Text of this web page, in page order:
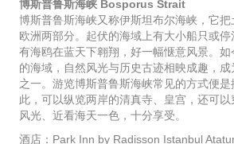
博斯普鲁斯海峡 Bosporus Strait
博斯普鲁斯海峡又称伊斯坦布尔海峡，它
欧洲两部分。起伏的海域上有大小船只或
有海鸥在蓝天下翱翔，好一幅惬意风景。
的海域，自然风光与历史古迹相映成趣，
之一。游览博斯普鲁斯海峡常见的方式便
此，可以纵览两岸的清真寺、皇宫，还可
风光、近看海天一色，十分享受。
酒店：Park Inn by Radisson Istanbul